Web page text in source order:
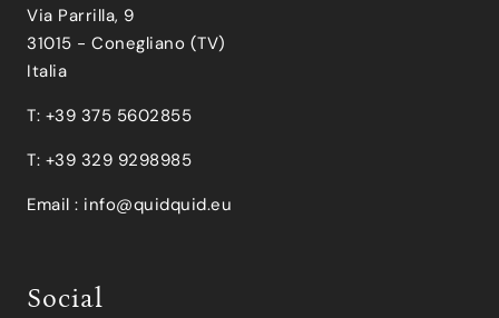
Via Parrilla, 9
31015 - Conegliano (TV)
Italia
T: +39 375 5602855
T: +39 329 9298985
Email : info@quidquid.eu
Social